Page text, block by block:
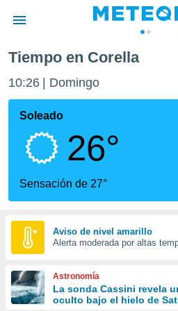
de
ha
calidad.
a este
las
y
forma
digital
basada
Tiempo en Corella
10:26 Domingo
Soleado
26°
Sensación de 27°
Aviso de nivel amarillo
Alerta moderada por altas
Astronomía
La sonda Cassini revela
oculto bajo el hielo de